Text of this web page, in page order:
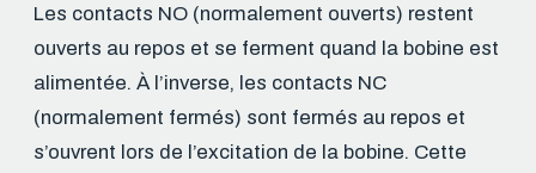
Les contacts NO (normalement ouverts) restent
ouverts au repos et se ferment quand la bobine est
alimentée. À l’inverse, les contacts NC
(normalement fermés) sont fermés au repos et
s’ouvrent lors de l’excitation de la bobine. Cette